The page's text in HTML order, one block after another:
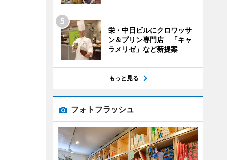
栄・中日ビルにクロワッサ
ン＆プリン専門店 「キャ
ラメリゼ」など新提案
もっと見る
フォトフラッシュ